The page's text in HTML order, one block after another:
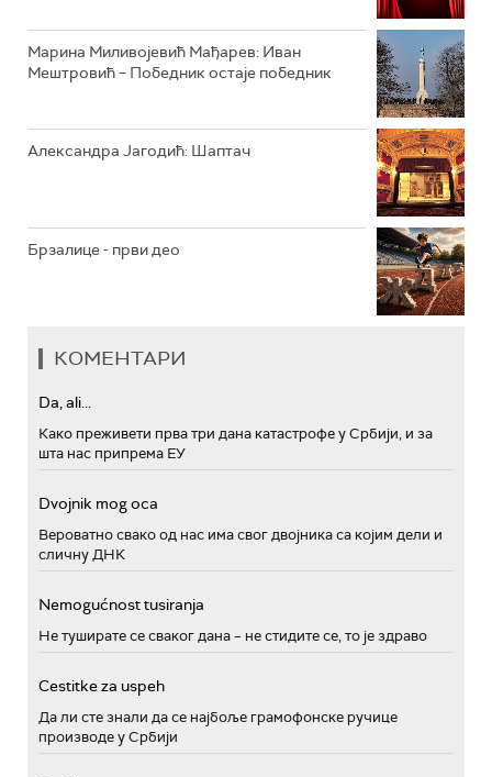
Марина Миливојевић Мађарев: Иван
Мештровић – Победник остаје победник
Александра Јагодић: Шаптач
Брзалице - први део
КОМЕНТАРИ
Da, ali...
Како преживети прва три дана катастрофе у Србији, и за
шта нас припрема ЕУ
Dvojnik mog oca
Вероватно свако од нас има свог двојника са којим дели и
сличну ДНК
Nemogućnost tusiranja
Не туширате се сваког дана – не стидите се, то је здраво
Cestitke za uspeh
Да ли сте знали да се најбоље грамофонске ручице
производе у Србији